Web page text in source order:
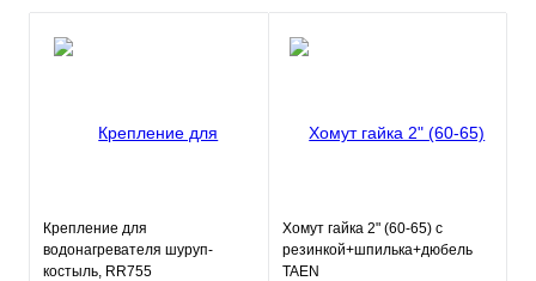
Крепление для
водонагревателя шуруп-
костыль, RR755
Хомут гайка 2" (60-65) с
резинкой+шпилька+дюбель
TAEN